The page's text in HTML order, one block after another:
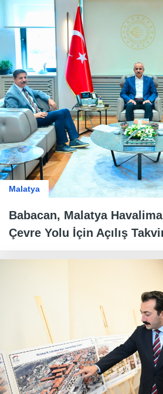
Malatya
Babacan, Malatya
Çevre Yolu İçin Açılış